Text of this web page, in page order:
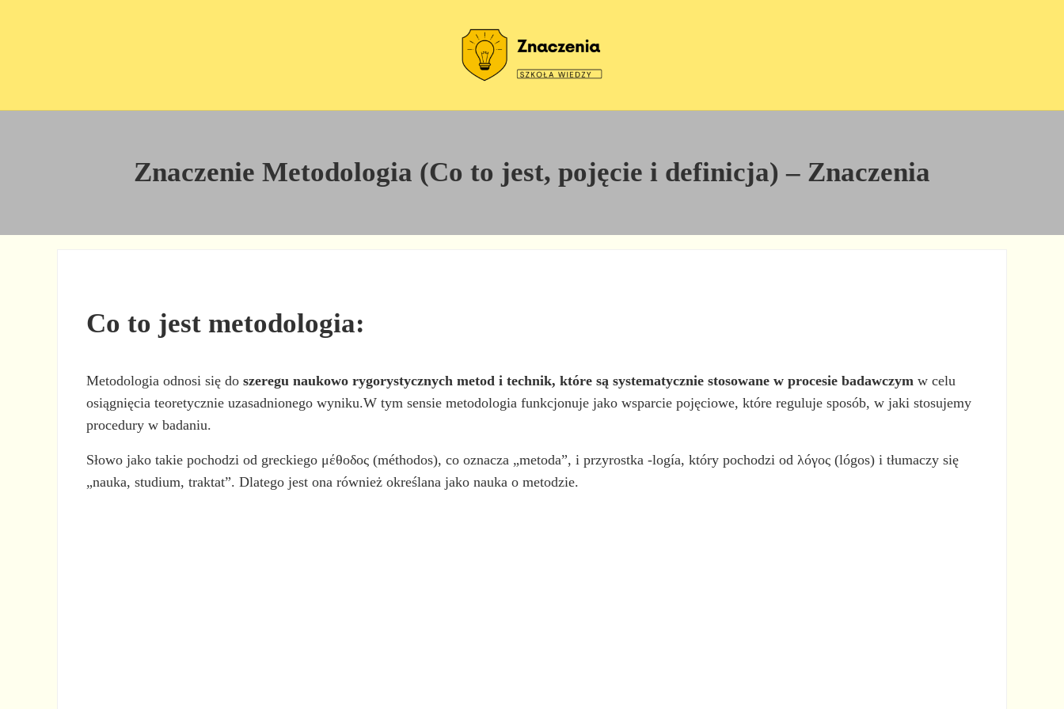
Znaczenie Metodologia (Co to jest, pojęcie i definicja) – Znaczenia
Co to jest metodologia:
Metodologia odnosi się doszeregu naukowo rygorystycznych metod i technik, które są systematycznie stosowane w procesie badawczym w celu
osiągnięcia teoretycznie uzasadnionego wyniku.W tym sensie metodologia funkcjonuje jako wsparcie pojęciowe, które reguluje sposób, w jaki stosujemy
procedury w badaniu.
Słowo jako takie pochodzi od greckiego μέθοδος (méthodos), co oznacza „metoda”, i przyrostka -logía, który pochodzi od λóγος (lógos) i tłumaczy się
„nauka, studium, traktat”. Dlatego jest ona również określana jako nauka o metodzie.